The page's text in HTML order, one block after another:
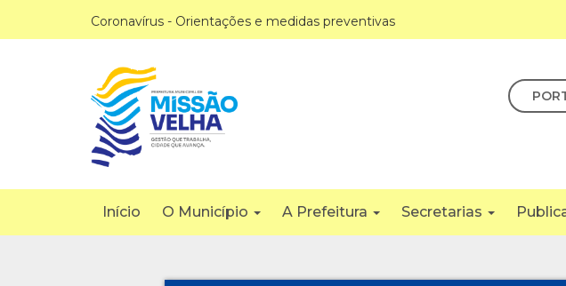
Coronavírus - Orientações e medidas preventivas
Início O Município A Prefeitura Secretarias